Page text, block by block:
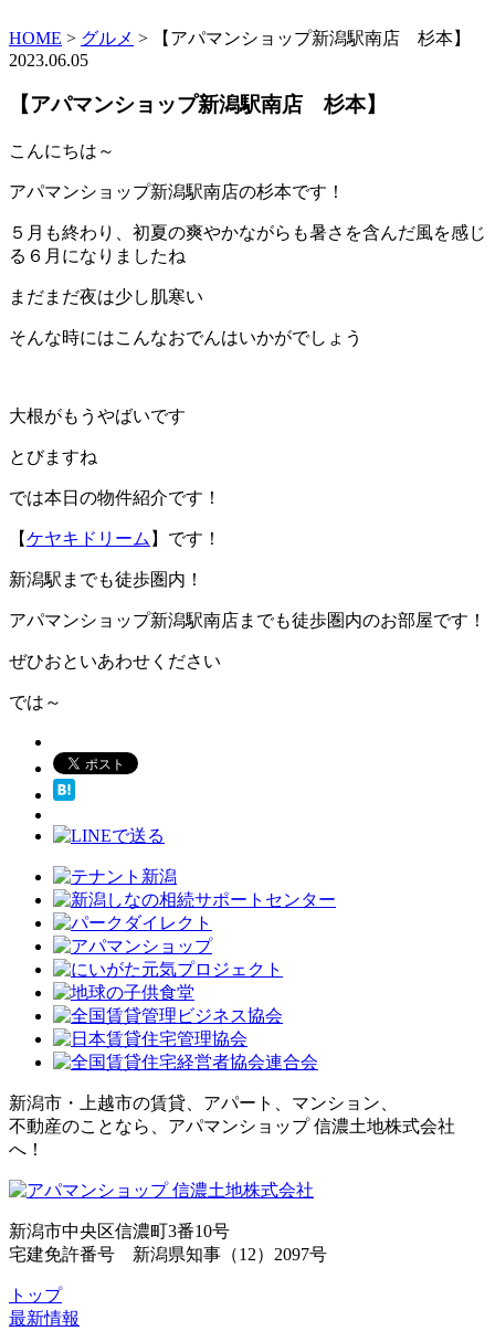
HOME > グルメ >
【アパマンショップ新潟駅南店 杉本】
2023.06.05
【アパマンショップ新潟駅南店 杉本】
こんにちは～
アパマンショップ新潟駅南店の杉本です！
５月も終わり、初夏の爽やかながらも暑さを含んだ風を感じ
る６月になりましたね
まだまだ夜は少し肌寒い
そんな時にはこんなおでんはいかがでしょう
大根がもうやばいです
とびますね
では本日の物件紹介です！
【ケヤキドリーム 】です！
新潟駅までも徒歩圏内！
アパマンショップ新潟駅南店までも徒歩圏内のお部屋です！
ぜひおといあわせください
では～
新潟市・上越市の賃貸、アパート、マンション、
不動産のことなら、アパマンショップ 信濃土地株式会社
へ！
新潟市中央区信濃町3番10号
宅建免許番号 新潟県知事（12）2097号
トップ
最新情報